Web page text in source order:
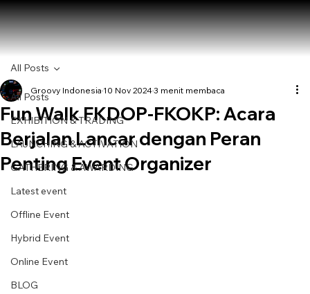
All Posts
EXHIBITION & TRADING
LAUNCHING & ACTIVATION
GATHERING & AWARDING
Latest event
Offline Event
Hybrid Event
Online Event
BLOG
All Posts
Fun Walk FKDOP-FKOKP: Acara
Berjalan Lancar dengan Peran
Penting Event Organizer
Groovy Indonesia 10 Nov 20243 menit membaca